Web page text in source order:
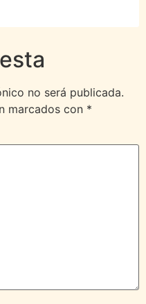
no será publicada.
marcados con *